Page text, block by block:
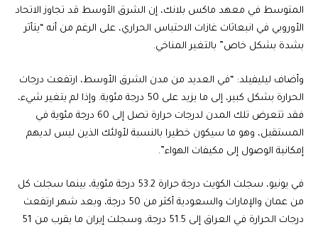
المتوسط في معهد ماكس بلانك، إن الشرق الأوسط قد تجاوز الاتحاد
الأوروبي في انبعاثات غازات الاحتباس الحراري، على الرغم من أنه “يتأثر
بشدة بشكل خاص” بالتغير المناخي.
وأضاف ليليفيلد: “في العديد من مدن الشرق الأوسط، ارتفعت درجات
الحرارة بشكل كبير، إلى ما يزيد على 50 درجة مئوية. وإذا لم يتغير شيء،
فقد تتعرض تلك المدن لدرجات حرارة تصل إلى 60 درجة مئوية في
المستقبل، وهو ما سيكون خطيرا بالنسبة لأولئك الذين ليس لديهم
إمكانية الوصول إلى مكيفات الهواء”.
في يونيو، سجلت الكويت درجة حرارة 53.2 درجة مئوية، بينما سجلت كل
من عمان والإمارات والسعودية أكثر من 50 درجة، وبعد شهر ارتفعت
درجات الحرارة في العراق إلى 51.5 درجة، وسجلت إيران ما يقرب من 51